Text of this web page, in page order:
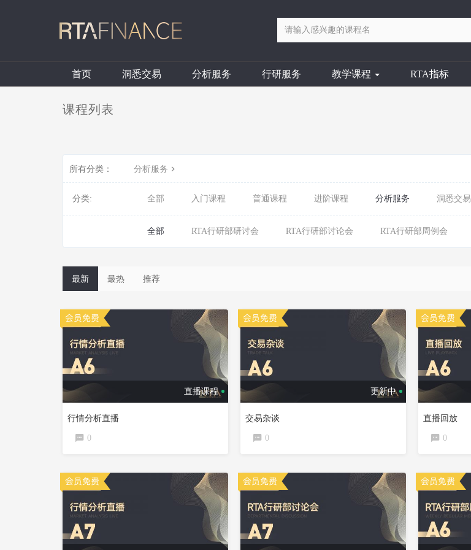
首页 洞悉交易 分析服务 行研服务 教学课程 RTA指标
课程列表
所有分类： 分析服务
分类: 全部 入门课程 普通课程 进阶课程 分析服务 洞悉交易
全部 RTA行研部研讨会 RTA行研部讨论会 RTA行研部周例会
最新 最热 推荐
直播课程
行情分析直播
0
更新中
交易杂谈
0
直播回放
0